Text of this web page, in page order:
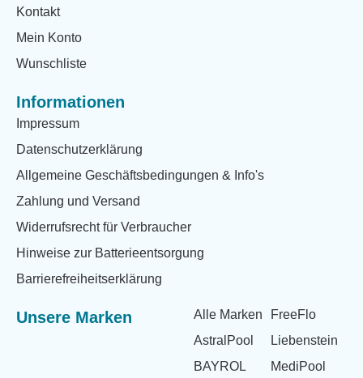
Kontakt
Mein Konto
Wunschliste
Informationen
Impressum
Datenschutzerklärung
Allgemeine Geschäftsbedingungen & Info's
Zahlung und Versand
Widerrufsrecht für Verbraucher
Hinweise zur Batterieentsorgung
Barrierefreiheitserklärung
Unsere Marken
Alle Marken
AstralPool
BAYROL
FreeFlo
Liebenstein
MediPool